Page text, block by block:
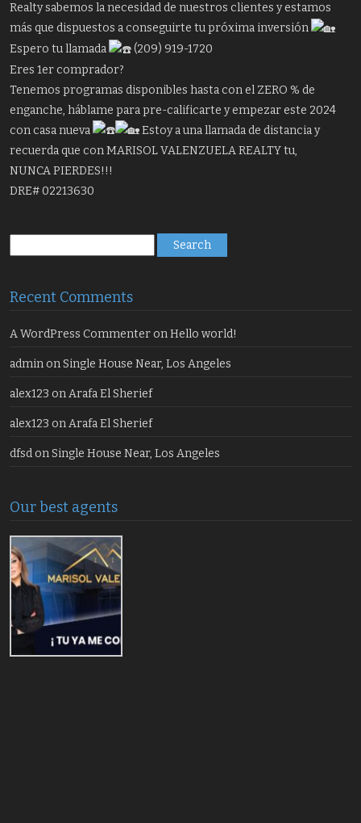
Realty sabemos la necesidad de nuestros clientes y estamos
más que dispuestos a conseguirte tu próxima inversión
Espero tu llamada
(209) 919-1720
Eres 1er comprador?
Tenemos programas disponibles hasta con el ZERO % de
enganche, háblame para pre-calificarte y empezar este 2024
con casa nueva
Estoy a una llamada de distancia y
recuerda que con MARISOL VALENZUELA REALTY tu,
NUNCA PIERDES!!!
DRE# 02213630
for:
Recent Comments
A WordPress Commenter onHello world!
admin onSingle House Near, Los Angeles
alex123 onArafa El Sherief
alex123 onArafa El Sherief
dfsd onSingle House Near, Los Angeles
Our best agents